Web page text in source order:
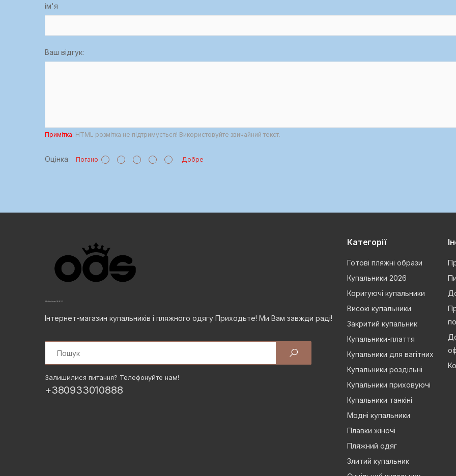
ім'я
Ваш відгук:
Примітка: HTML розмітка не підтримується! Використовуйте звичайний текст.
Оцінка Погано Добре
Інтернет-магазин купальників і пляжного одягу Приходьте! Ми Вам завжди раді!
Search
Залишилися питання? Телефонуйте нам!
+380933010888
Категорії
Готові пляжні образи
Купальники 2026
Коригуючі купальники
Високі купальники
Закритий купальник
Купальники-плаття
Купальники для вагітних
Купальники роздільні
Купальники приховуючі
Купальники танкіні
Модні купальники
Плавки жіночі
Пляжний одяг
Злитий купальник